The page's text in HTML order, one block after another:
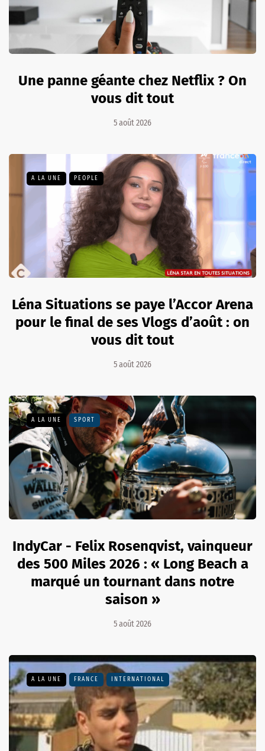
Une panne géante chez Netflix ? On
vous dit tout
5 août 2026
A LA UNE PEOPLE
Léna Situations se paye l’Accor Arena
pour le final de ses Vlogs d’août : on
vous dit tout
5 août 2026
A LA UNE SPORT
IndyCar - Felix Rosenqvist, vainqueur
des 500 Miles 2026 : « Long Beach a
marqué un tournant dans notre
saison »
5 août 2026
A LA UNE FRANCE INTERNATIONAL